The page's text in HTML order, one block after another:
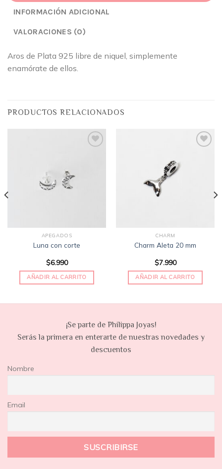
INFORMACIÓN ADICIONAL
VALORACIONES (0)
Aros de Plata 925 libre de niquel, simplemente
enamórate de ellos.
PRODUCTOS RELACIONADOS
APEGADOS
Luna con corte
$6.990
AÑADIR AL CARRITO
CHARM
Charm Aleta 20 mm
$7.990
AÑADIR AL CARRITO
¡Se parte de Philippa Joyas!
Serás la primera en enterarte de nuestras novedades y
descuentos
Nombre
Email